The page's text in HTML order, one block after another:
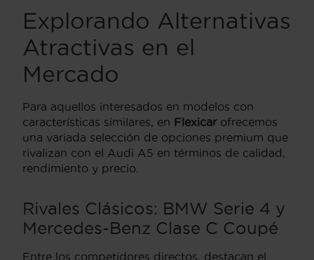
Explorando Alternativas
Atractivas en el
Mercado
Para aquellos interesados en modelos con
características similares, en Flexicarofrecemos
una variada selección de opciones premium que
rivalizan con el Audi A5 en términos de calidad,
rendimiento y precio.
Rivales Clásicos: BMW Serie 4 y
Mercedes-Benz Clase C Coupé
Entre los competidores directos, destacan el